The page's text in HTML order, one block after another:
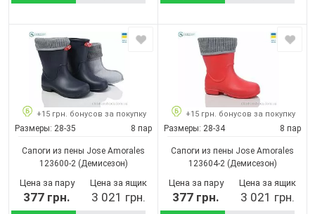
+15 грн. бонусов за покупку
Размеры: 28-35 8 пар
Сапоги из пены Jose Amorales
123600-2(Демисезон)
Цена за пару
377 грн.
Цена за ящик
3 021 грн.
+15 грн. бонусов за покупку
Размеры: 28-34 8 пар
Сапоги из пены Jose Amorales
123604-2(Демисезон)
Цена за пару
377 грн.
Цена за ящик
3 021 грн.